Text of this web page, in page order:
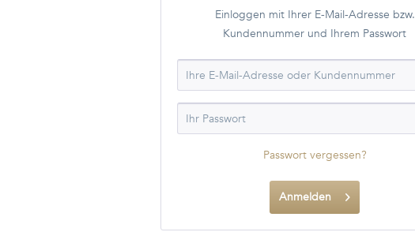
Einloggen mit Ihrer E-Mail-Adresse bzw.
Kundennummer und Ihrem Passwort
Passwort vergessen?
Anmelden